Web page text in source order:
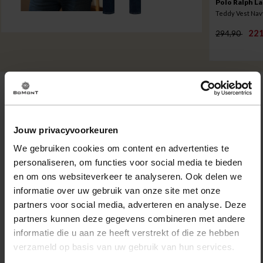
Jouw privacyvoorkeuren
We gebruiken cookies om content en advertenties te
personaliseren, om functies voor social media te bieden
en om ons websiteverkeer te analyseren. Ook delen we
informatie over uw gebruik van onze site met onze
partners voor social media, adverteren en analyse. Deze
partners kunnen deze gegevens combineren met andere
informatie die u aan ze heeft verstrekt of die ze hebben
verzameld op basis van uw gebruik van hun services.
Polo Ralph
Teddy Vest
294,90
Eigenschappen
Artikelnummer
257954-OW
Leveranciersnummer
78.71.01.01
casual, trendy dagen. Het effen bovenwerk met perforatie
en subtiel logo geeft een rustige stijl, terwijl de stevige
cupzool en gewatteerde kraag prettig lopen. Combineer
met jeans of chino voor een sportieve, relaxte outfit.
Altijd gratis bezorging